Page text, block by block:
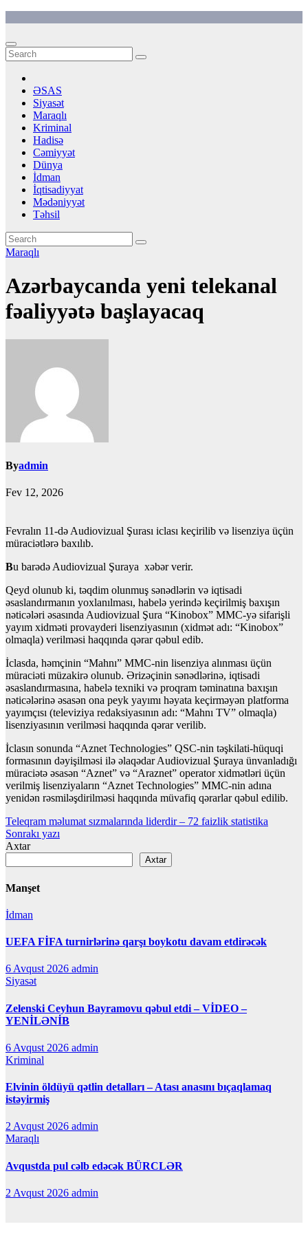
content
ƏSAS
Siyasət
Maraqlı
Kriminal
Hadisə
Cəmiyyət
Dünya
İdman
İqtisadiyyat
Mədəniyyət
Təhsil
Maraqlı
Azərbaycanda yeni telekanal
fəaliyyətə başlayacaq
Byadmin
Fev 12, 2026
Fevralın 11-də Audiovizual Şurası iclası keçirilib və lisenziya üçün
müraciətlərə baxılıb.
Bu barədə Audiovizual Şuraya xəbər verir.
Qeyd olunub ki, təqdim olunmuş sənədlərin və iqtisadi
əsaslandırmanın yoxlanılması, habelə yerində keçirilmiş baxışın
nəticələri əsasında Audiovizual Şura “Kinobox” MMC-yə sifarişli
yayım xidməti provayderi lisenziyasının (xidmət adı: “Kinobox”
olmaqla) verilməsi haqqında qərar qəbul edib.
İclasda, həmçinin “Mahnı” MMC-nin lisenziya alınması üçün
müraciəti müzakirə olunub. Ərizəçinin sənədlərinə, iqtisadi
əsaslandırmasına, habelə texniki və proqram təminatına baxışın
nəticələrinə əsasən ona peyk yayımı həyata keçirməyən platforma
yayımçısı (televiziya redaksiyasının adı: “Mahnı TV” olmaqla)
lisenziyasının verilməsi haqqında qərar verilib.
İclasın sonunda “Aznet Technologies” QSC-nin təşkilati-hüquqi
formasının dəyişilməsi ilə əlaqədar Audiovizual Şuraya ünvanladığı
müraciətə əsasən “Aznet” və “Araznet” operator xidmətləri üçün
verilmiş lisenziyaların “Aznet Technologies” MMC-nin adına
yenidən rəsmiləşdirilməsi haqqında müvafiq qərarlar qəbul edilib.
Yazı
naviqasiyası
Teleqram məlumat sızmalarında liderdir – 72 faizlik statistika
Sonrakı yazı
Axtar
Axtar
Manşet
İdman
UEFA FİFA turnirlərinə qarşı boykotu davam etdirəcək
6 Avqust 2026 admin
Siyasət
Zelenski Ceyhun Bayramovu qəbul etdi – VİDEO –
YENİLƏNİB
6 Avqust 2026 admin
Kriminal
Elvinin öldüyü qətlin detalları – Atası anasını bıçaqlamaq
istəyirmiş
2 Avqust 2026 admin
Maraqlı
Avqustda pul cəlb edəcək BÜRCLƏR
2 Avqust 2026 admin